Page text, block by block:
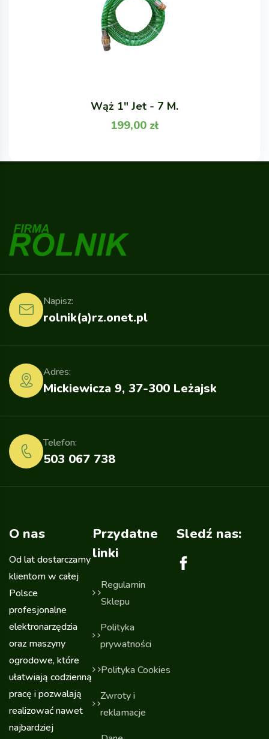
Wąż 1" Jet - 7 M.
199,00 zł
rolnik(a)rz.onet.pl
Napisz:
Mickiewicza 9, 37-300 Leżajsk
Adres:
503 067 738
Telefon:
O nas
Od lat dostarczamy
klientom w całej
Polsce
profesjonalne
elektronarzędzia
oraz maszyny
ogrodowe, które
ułatwiają codzienną
pracę i pozwalają
realizować nawet
najbardziej
Przydatne
linki
Regulamin
Sklepu
Polityka
prywatności
Polityka Cookies
Zwroty i
reklamacje
Sledź nas: